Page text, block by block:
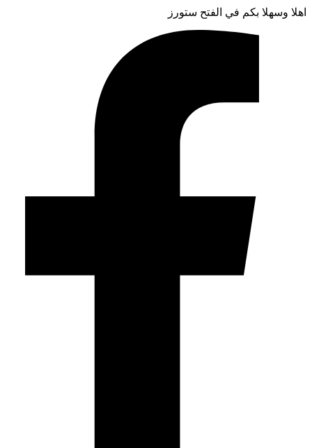
اهلا وسهلا بكم في الفتح ستورز